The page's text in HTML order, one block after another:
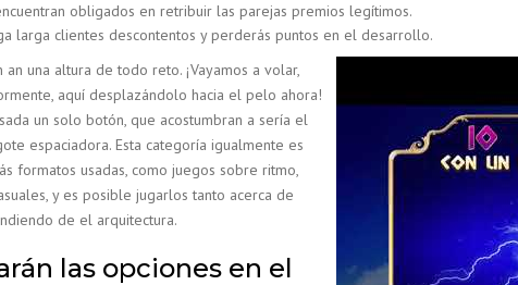
obligados en retribuir las parejas premios legítimos.
larga clientes descontentos y perderás puntos en el desarrollo.
una altura de todo reto. ¡Vayamos a volar,
aquí desplazándolo hacia el pelo ahora!
un solo botón, que acostumbran a serí­a el
espaciadora. Esta categoría igualmente es
formatos usadas, como juegos sobre ritmo,
y es posible jugarlos tanto acerca de
de el arquitectura.
las opciones en el